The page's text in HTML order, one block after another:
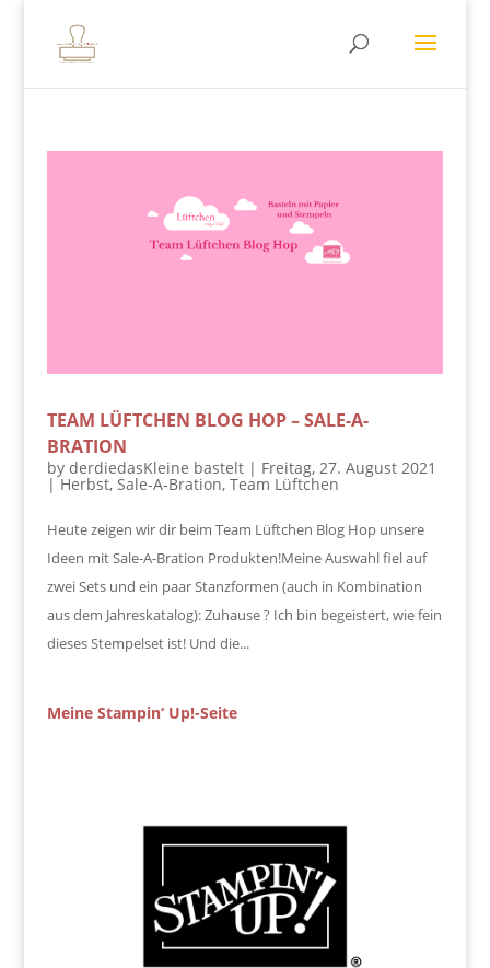
TEAM LÜFTCHEN BLOG HOP – SALE-A-
BRATION
by derdiedasKleine bastelt| Freitag, 27. August 2021
|Herbst, Sale-A-Bration, Team Lüftchen
Heute zeigen wir dir beim Team Lüftchen Blog Hop unsere
Ideen mit Sale-A-Bration Produkten!Meine Auswahl fiel auf
zwei Sets und ein paar Stanzformen (auch in Kombination
aus dem Jahreskatalog): Zuhause ? Ich bin begeistert, wie fein
dieses Stempelset ist! Und die...
Meine Stampin‘ Up!-Seite